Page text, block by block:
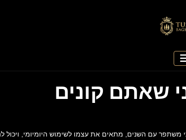
שאתם קונים
משתפר עם השנים, מתאים את עצמו לשימוש היומיומי,